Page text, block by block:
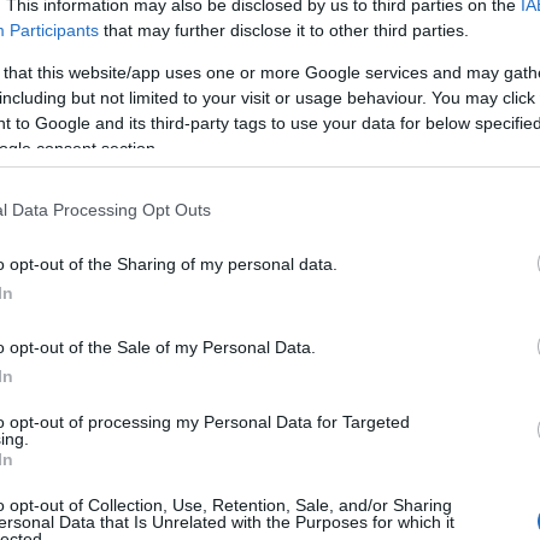
This information may also be disclosed by us to third parties on the
Participants that may further disclose it to other third parties.
this website/app uses one or more Google services and may
but not limited to your visit or usage behaviour. You may
to Google and its third-party tags to use your data for below
consent section.
Data Processing Opt Outs
opt-out of the Sharing of my personal data.
opt-out of the Sale of my Personal Data.
opt-out of processing my Personal Data for Targeted
opt-out of Collection, Use, Retention, Sale, and/or Sharing
Data that Is Unrelated with the Purposes for which it
προβλέπεται να δοθεί μέσω ψηφιακών
τους.
του θα μπορεί να γίνεται ψηφιακά ή εκτυπωμένα.
ανάγκης.
θα μπορούν να χρησιμοποιηθούν ταvoucher
Pass στοχεύει στην κάλυψη βασικών αναγκών
πρώτης ανάγκης.
τις επιλέξιμες αγορές εξαιρούνται τα καπνικά
ανάγκες των δικαιούχων.